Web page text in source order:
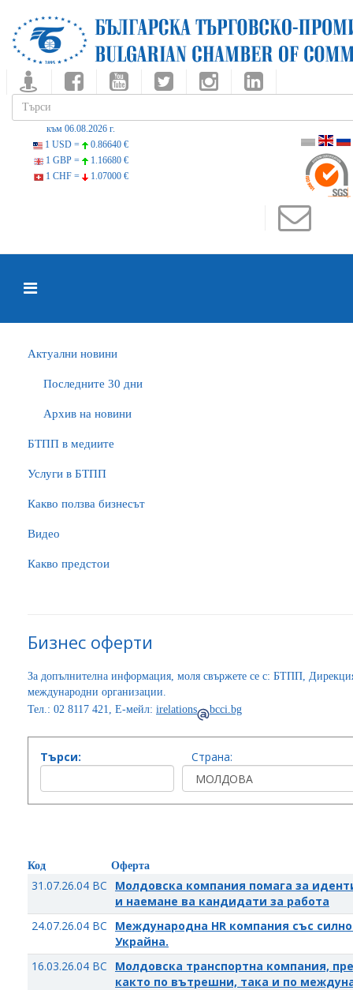
към 06.08.2026 г.
1 USD =
0.86640 €
1 GBP =
1.16680 €
1 CHF =
1.07000 €
Актуални новини
Последните 30 дни
Архив на новини
БTПП в медиите
Услуги в БТПП
Какво ползва бизнесът
Видео
Какво предстои
Бизнес оферти
За допълнителна информация, моля свържете се с: БТПП,
международни организации.
Тел.: 02 8117 421, Е-мейл: irelations bcci.bg
Търси: Страна:
Код Оферта
31.07.26.04 BC
Молдовска компания помага за
и наемане ва кандидати за работа
24.07.26.04 BC
Международна HR компания със
Украйна.
16.03.26.04 BC
Молдовска транспортна компания,
както по вътрешни, така и по